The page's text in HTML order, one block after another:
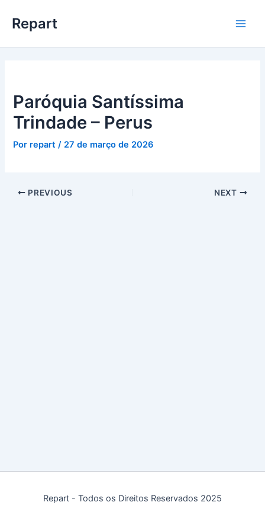
para
conteúdo
Repart
Paróquia Santíssima
Trindade – Perus
Por repart/ 27 de março de 2026
PREVIOUS NEXT
Repart - Todos os Direitos Reservados 2025